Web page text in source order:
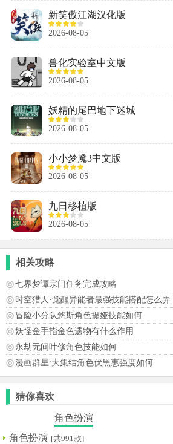
新笑傲江湖汉化版
2026-08-05
兽化实验室中文版
2026-08-05
妖精的尾巴地下迷城
2026-08-05
小小梦魇3中文版
2026-08-05
九日移植版
2026-08-05
相关攻略
七界梦谭宗门任务完成攻略
时空猎人·觉醒异能者最强技能搭配怎么弄
冒险小分队悠斯角色提娅技能如何
妖怪金手指金色遗物有什么作用
永劫无间叶修角色技能如何
漫画群星:大集结角色伏黑惠强度如何
猜你喜欢
角色扮演
角色扮演 [共991款]